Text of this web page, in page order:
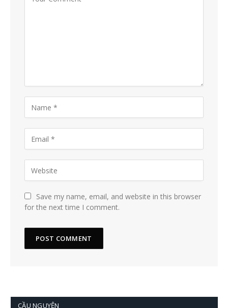
Save my name, email, and website in this browser
for the next time I comment.
CẦU NGUYỆN